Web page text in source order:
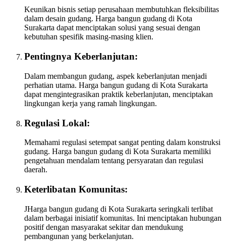
Keunikan bisnis setiap perusahaan membutuhkan fleksibilitas
dalam desain gudang. Harga bangun gudang di Kota
Surakarta dapat menciptakan solusi yang sesuai dengan
kebutuhan spesifik masing-masing klien.
Pentingnya Keberlanjutan:
Dalam membangun gudang, aspek keberlanjutan menjadi
perhatian utama. Harga bangun gudang di Kota Surakarta
dapat mengintegrasikan praktik keberlanjutan, menciptakan
lingkungan kerja yang ramah lingkungan.
Regulasi Lokal:
Memahami regulasi setempat sangat penting dalam konstruksi
gudang. Harga bangun gudang di Kota Surakarta memiliki
pengetahuan mendalam tentang persyaratan dan regulasi
daerah.
Keterlibatan Komunitas:
JHarga bangun gudang di Kota Surakarta seringkali terlibat
dalam berbagai inisiatif komunitas. Ini menciptakan hubungan
positif dengan masyarakat sekitar dan mendukung
pembangunan yang berkelanjutan.